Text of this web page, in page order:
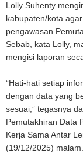
Lolly Suhenty
kabupaten/kota
pengawasan
Sebab, kata Lolly,
mengisi laporan
“Hati-hati setiap
dengan data yang
sesuai,” tegasnya
Pemutakhiran Data
Kerja Sama Antar
(19/12/2025) malam.